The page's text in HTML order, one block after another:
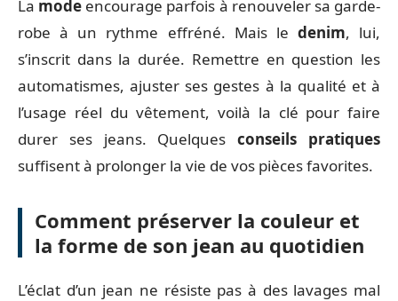
La mode encourage parfois à renouveler sa garde-
robe à un rythme effréné. Mais le denim, lui,
s’inscrit dans la durée. Remettre en question les
automatismes, ajuster ses gestes à la qualité et à
l’usage réel du vêtement, voilà la clé pour faire
durer ses jeans. Quelquesconseils pratiques
suffisent à prolonger la vie de vos pièces favorites.
Comment préserver la couleur et
la forme de son jean au quotidien
L’éclat d’un jean ne résiste pas à des lavages mal